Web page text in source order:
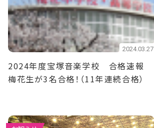
2024.03.27
2024年度宝塚音楽学校 合格速報
梅花生が3名合格！（11年連続合格）